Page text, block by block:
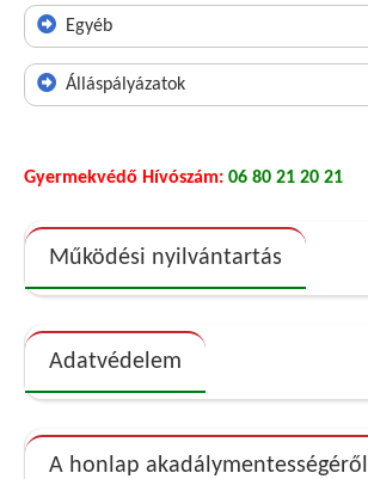
Egyéb
Álláspályázatok
Gyermekvédő Hívószám: 06 80 21 20 21
Működési nyilvántartás
Adatvédelem
A honlap akadálymentességéről